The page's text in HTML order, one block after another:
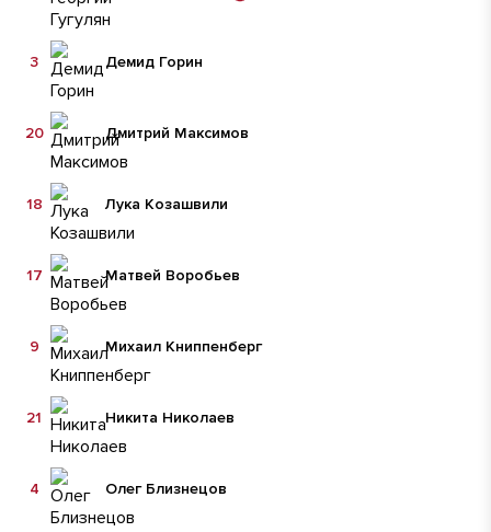
Демид Горин
3
Дмитрий Максимов
20
Лука Козашвили
18
Матвей Воробьев
17
Михаил Книппенберг
9
Никита Николаев
21
Олег Близнецов
4